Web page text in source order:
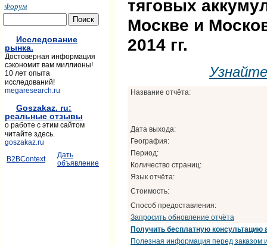
тяговых
Москве и
2014 гг.
Название отчёта:
Дата выхода:
География:
Период:
Количество страниц:
Язык отчёта:
Стоимость:
Способ предоставления:
Запросить обновление отчёта
Получить бесплатную консультацию
Полезная информация перед заказом
Форум
Исследование
рынка.
Достоверная информация
сэкономит вам миллионы!
10 лет опыта
исследований!
megaresearch.ru
Goszakaz. ru:
реальные отзывы
о работе с этим сайтом
читайте здесь.
goszakaz.ru
B2BContext
Дать
объявление